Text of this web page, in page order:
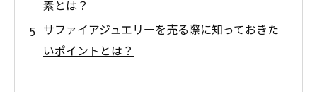
素とは？
サファイアジュエリーを売る際に知っておきた
いポイントとは？